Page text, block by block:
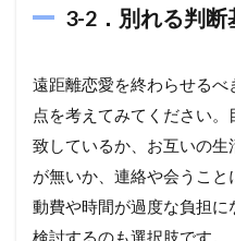
3-2．別れる判断
遠距離恋愛を終わらせる
点を考えてみてください
致しているか、お互いの
が無いか、連絡や会うこ
動費や時間が過度な負担
検討するのも選択肢です。